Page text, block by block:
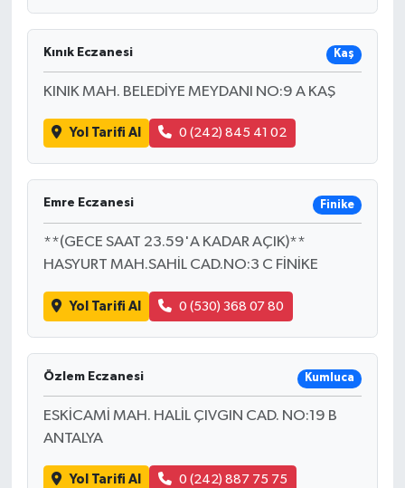
Kınık Eczanesi Kaş
KINIK MAH. BELEDİYE MEYDANI NO:9 A KAŞ
Yol Tarifi Al 0 (242) 845 41 02
Emre Eczanesi Finike
**(GECE SAAT 23.59'A KADAR AÇIK)**
HASYURT MAH.SAHİL CAD.NO:3 C FİNİKE
Yol Tarifi Al 0 (530) 368 07 80
Özlem Eczanesi Kumluca
ESKİCAMİ MAH. HALİL ÇIVGIN CAD. NO:19 B
ANTALYA
Yol Tarifi Al 0 (242) 887 75 75